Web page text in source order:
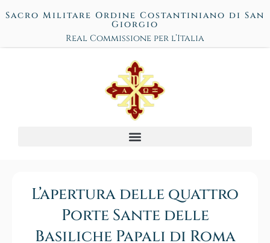
Sacro Militare Ordine Costantiniano di San
Giorgio
Real Commissione per l’Italia
L’apertura delle quattro
Porte Sante delle
Basiliche Papali di Roma